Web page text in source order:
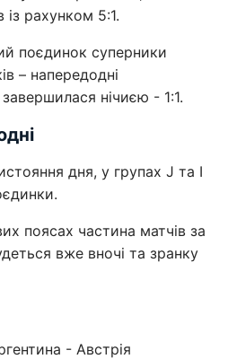
із рахунком 5:1.
поєдинок суперники
– напередодні
нічиєю - 1:1.
дня, у групах J та I
поясах частина матчів за
вже вночі та зранку
- Австрія